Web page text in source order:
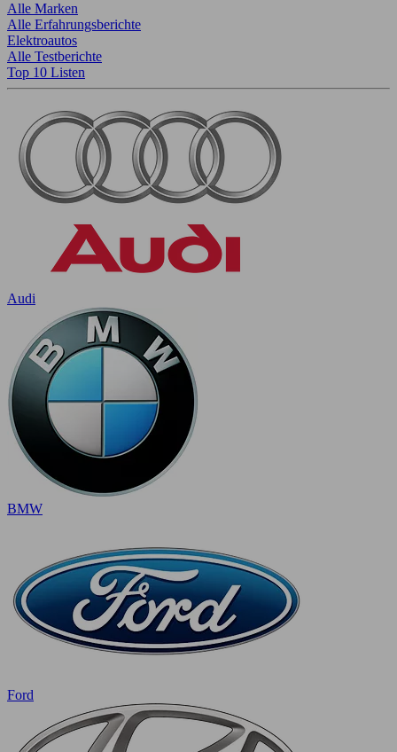
Alle Marken
Alle Erfahrungsberichte
Elektroautos
Alle Testberichte
Top 10 Listen
Audi
BMW
Ford